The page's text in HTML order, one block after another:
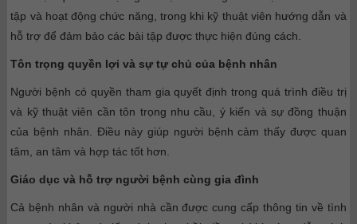
tập và hoạt động chức năng, trong khi kỹ thuật viên hướng dẫn và
hỗ trợ để đảm bảo các bài tập được thực hiện đúng cách.
Tôn trọng quyền lợi và sự tự chủ của bệnh nhân
Người bệnh có quyền tham gia quyết định trong quá trình điều trị
và kỹ thuật viên cần tôn trọng nhu cầu, ý kiến và sự đồng thuận
của bệnh nhân. Điều này giúp người bệnh cảm thấy được quan
tâm, an tâm và hợp tác tốt hơn.
Giáo dục và hỗ trợ người bệnh cùng gia đình
Cả bệnh nhân và người nhà cần được cung cấp thông tin về tình